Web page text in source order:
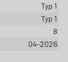
Typ 1
Typ 1
8
04-2026